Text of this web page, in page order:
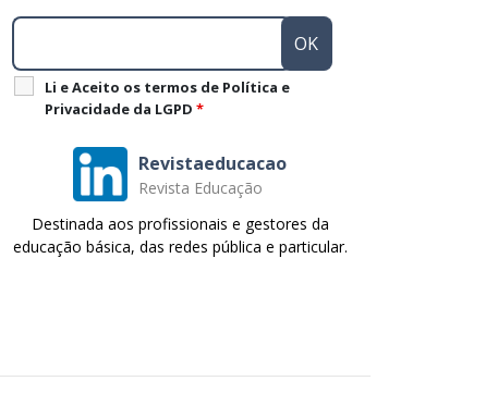
Li e Aceito os termos de Política e
Privacidade da LGPD *
Revistaeducacao
Revista Educação
Destinada aos profissionais e gestores da
educação básica, das redes pública e particular.